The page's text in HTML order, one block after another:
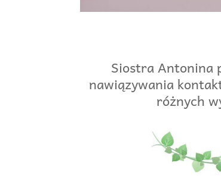
Siostra Antonina
nawiązywania
różnych